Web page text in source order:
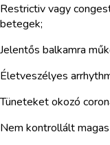
Restrictiv vagy
betegek;
Jelentős balkamra
Életveszélyes
Tüneteket okozó
Nem kontrollált